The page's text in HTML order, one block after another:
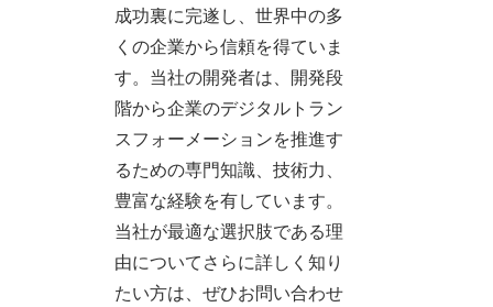
成功裏に完遂し、世界中の多
くの企業から信頼を得ていま
す。当社の開発者は、開発段
階から企業のデジタルトラン
スフォーメーションを推進す
るための専門知識、技術力、
豊富な経験を有しています。
当社が最適な選択肢である理
由についてさらに詳しく知り
たい方は、ぜひお問い合わせ